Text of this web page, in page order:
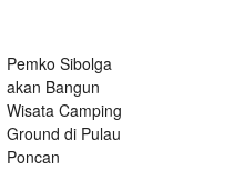
Pemko Sibolga
akan Bangun
Wisata Camping
Ground di Pulau
Poncan